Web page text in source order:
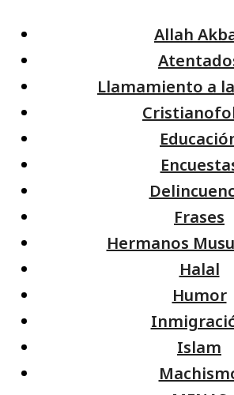
Allah
Llamamiento a
Frases
Hermanos
Halal
Humor
Islam